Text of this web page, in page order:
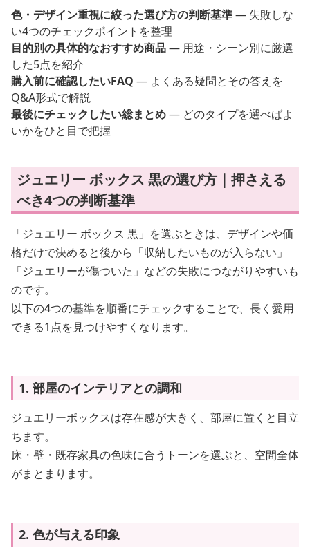
色・デザイン重視に絞った選び方の判断基準— 失敗しな
い4つのチェックポイントを整理
目的別の具体的なおすすめ商品— 用途・シーン別に厳選
した5点を紹介
購入前に確認したいFAQ — よくある疑問とその答えを
Q&A形式で解説
最後にチェックしたい総まとめ— どのタイプを選べばよ
いかをひと目で把握
ジュエリー ボックス 黒の選び方｜押さえる
べき4つの判断基準
「ジュエリー ボックス 黒」を選ぶときは、デザインや価
格だけで決めると後から「収納したいものが入らない」
「ジュエリーが傷ついた」などの失敗につながりやすいも
のです。
以下の4つの基準を順番にチェックすることで、長く愛用
できる1点を見つけやすくなります。
1. 部屋のインテリアとの調和
ジュエリーボックスは存在感が大きく、部屋に置くと目立
ちます。
床・壁・既存家具の色味に合うトーンを選ぶと、空間全体
がまとまります。
2. 色が与える印象